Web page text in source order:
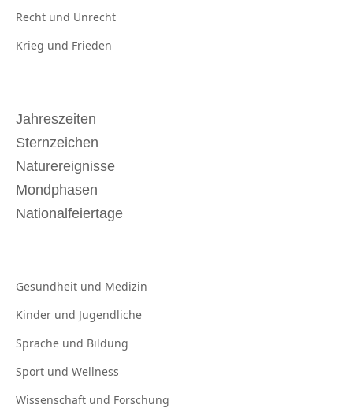
Recht und Unrecht
Krieg und Frieden
Jahreszeiten
Sternzeichen
Naturereignisse
Mondphasen
Nationalfeiertage
Gesundheit und Medizin
Kinder und Jugendliche
Sprache und Bildung
Sport und Wellness
Wissenschaft und Forschung